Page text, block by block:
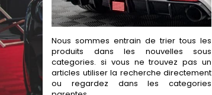
Nous sommes entrain de trier tous les
produits dans les nouvelles sous
categories. si vous ne trouvez pas un
articles utiliser la recherche directement
ou regardez dans les categories